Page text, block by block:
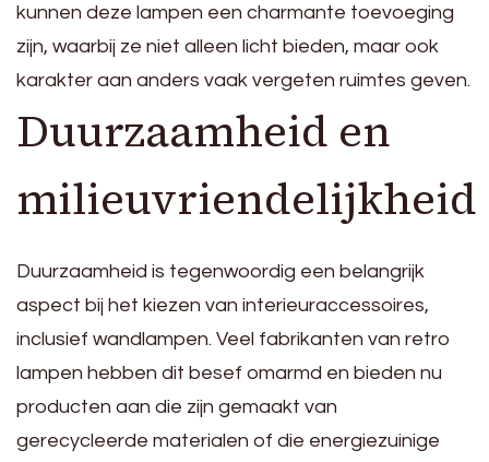
kunnen deze lampen een charmante toevoeging
zijn, waarbij ze niet alleen licht bieden, maar ook
karakter aan anders vaak vergeten ruimtes geven.
Duurzaamheid en
milieuvriendelijkheid
Duurzaamheid is tegenwoordig een belangrijk
aspect bij het kiezen van interieuraccessoires,
inclusief wandlampen. Veel fabrikanten van retro
lampen hebben dit besef omarmd en bieden nu
producten aan die zijn gemaakt van
gerecycleerde materialen of die energiezuinige